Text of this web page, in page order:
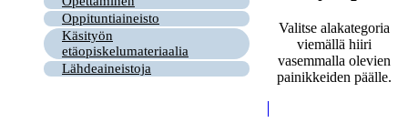
Oppituntiaineisto
Käsityön
etäopiskelumateriaalia
Lähdeaineistoja
Valitse alakategoria
viemällä hiiri
vasemmalla olevien
painikkeiden päälle.